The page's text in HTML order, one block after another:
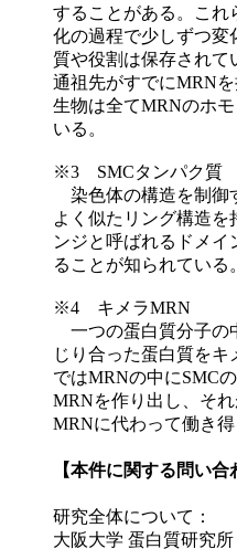
することがある。これ
化の過程で少しずつ変
質や役割は保存されて
通祖先がすでにMRN
生物は全てMRNのホ
いる。
※3 SMCタンパク質
染色体の構造を制御
よく似たリング構造を
ンジと呼ばれるドメ
ることが知られている。
※4 キメラMRN
一つの蛋白質分子の
じり合った蛋白質を
ではMRNの中にSMC
MRNを作り出し、そ
MRNに代わって働き得
【本件に関する問い合
研究全体について：
大阪大学 蛋白質研究